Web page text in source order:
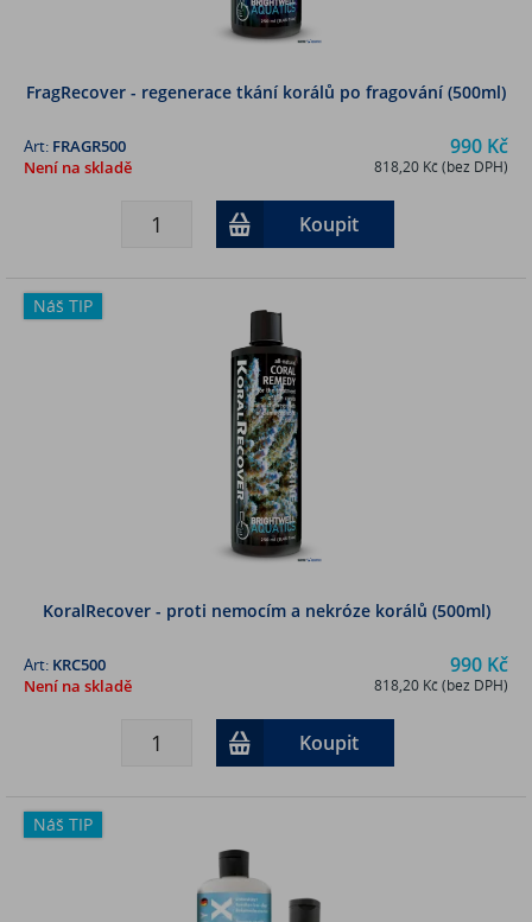
FragRecover - regenerace tkání korálů po fragování (500ml)
990 Kč
818,20 Kč (bez DPH)
Art: FRAGR500
Není na skladě
Koupit
Náš TIP
KoralRecover - proti nemocím a nekróze korálů (500ml)
990 Kč
818,20 Kč (bez DPH)
Art: KRC500
Není na skladě
Koupit
Náš TIP